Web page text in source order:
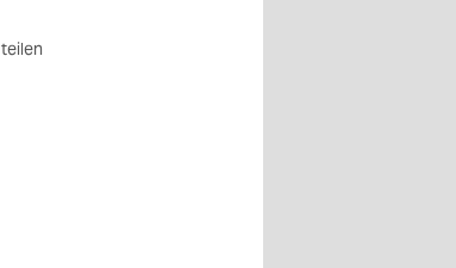
teilen